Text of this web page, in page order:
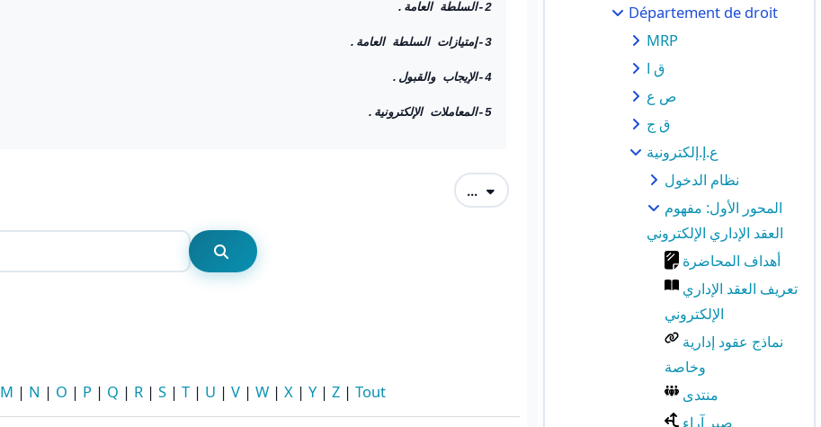
Département de droit
MRP
ق ا
ص ع
ق ج
ع.إ.إلكترونية
نظام الدخول
المحور الأول: مفهوم
العقد الإداري الإلكتروني
أهداف المحاضرة
تعريف العقد الإداري
الإلكتروني
نماذج عقود إدارية
وخاصة
منتدى
صبر آراء
2-السلطة العامة.
3-إمتيازات السلطة العامة.
4-الإيجاب والقبول.
5-المعاملات الإلكترونية.
... Exporter des articles
Rechercher
Rechercher
M | N | O | P | Q | R | S | T | U | V | W | X | Y| Z | Tout